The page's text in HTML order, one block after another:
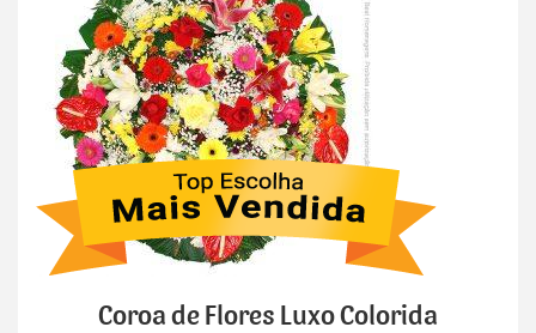
Coroa de Flores Luxo Colorida